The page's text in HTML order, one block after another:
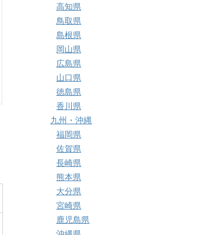
高知県
鳥取県
島根県
岡山県
広島県
山口県
徳島県
香川県
九州・沖縄
福岡県
佐賀県
長崎県
熊本県
大分県
宮崎県
鹿児島県